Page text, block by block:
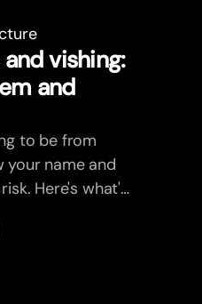
vishing:
and
to be from
your name and
Here's what's
what to do.